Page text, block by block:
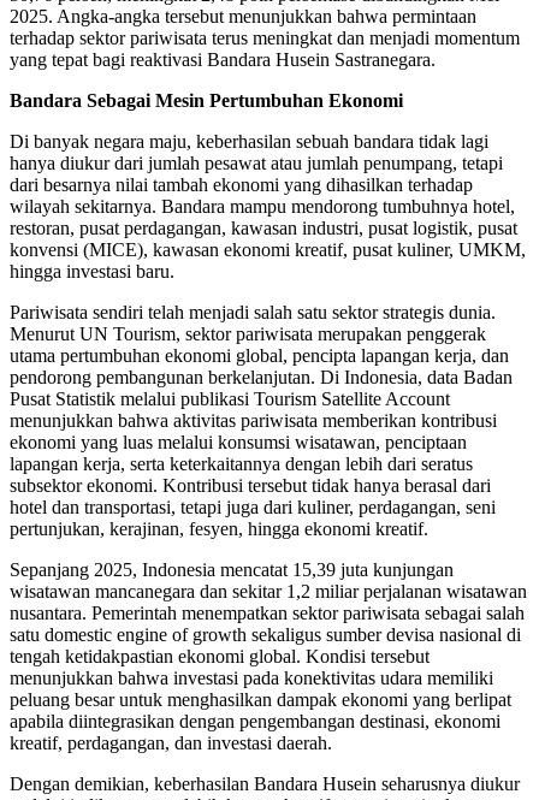
2025. Angka-angka tersebut menunjukkan bahwa permintaan
terhadap sektor pariwisata terus meningkat dan menjadi momentum
yang tepat bagi reaktivasi Bandara Husein Sastranegara.
Bandara Sebagai Mesin Pertumbuhan Ekonomi
Di banyak negara maju, keberhasilan sebuah bandara tidak lagi
hanya diukur dari jumlah pesawat atau jumlah penumpang, tetapi
dari besarnya nilai tambah ekonomi yang dihasilkan terhadap
wilayah sekitarnya. Bandara mampu mendorong tumbuhnya hotel,
restoran, pusat perdagangan, kawasan industri, pusat logistik, pusat
konvensi (MICE), kawasan ekonomi kreatif, pusat kuliner, UMKM,
hingga investasi baru.
Pariwisata sendiri telah menjadi salah satu sektor strategis dunia.
Menurut UN Tourism, sektor pariwisata merupakan penggerak
utama pertumbuhan ekonomi global, pencipta lapangan kerja, dan
pendorong pembangunan berkelanjutan. Di Indonesia, data Badan
Pusat Statistik melalui publikasi Tourism Satellite Account
menunjukkan bahwa aktivitas pariwisata memberikan kontribusi
ekonomi yang luas melalui konsumsi wisatawan, penciptaan
lapangan kerja, serta keterkaitannya dengan lebih dari seratus
subsektor ekonomi. Kontribusi tersebut tidak hanya berasal dari
hotel dan transportasi, tetapi juga dari kuliner, perdagangan, seni
pertunjukan, kerajinan, fesyen, hingga ekonomi kreatif.
Sepanjang 2025, Indonesia mencatat 15,39 juta kunjungan
wisatawan mancanegara dan sekitar 1,2 miliar perjalanan wisatawan
nusantara. Pemerintah menempatkan sektor pariwisata sebagai salah
satu domestic engine of growth sekaligus sumber devisa nasional di
tengah ketidakpastian ekonomi global. Kondisi tersebut
menunjukkan bahwa investasi pada konektivitas udara memiliki
peluang besar untuk menghasilkan dampak ekonomi yang berlipat
apabila diintegrasikan dengan pengembangan destinasi, ekonomi
kreatif, perdagangan, dan investasi daerah.
Dengan demikian, keberhasilan Bandara Husein seharusnya diukur